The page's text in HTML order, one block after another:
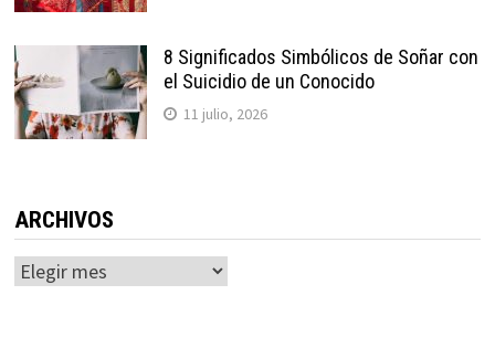
8 Significados Simbólicos de Soñar con
el Suicidio de un Conocido
11 julio, 2026
ARCHIVOS
Archivos